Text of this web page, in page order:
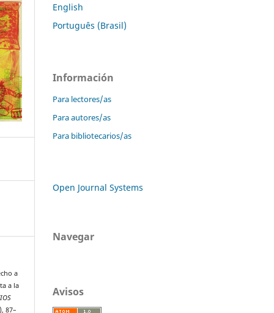
a
a la
87–
English
Português (Brasil)
Información
Para lectores/as
Para autores/as
Para bibliotecarios/as
Open Journal Systems
Navegar
Avisos